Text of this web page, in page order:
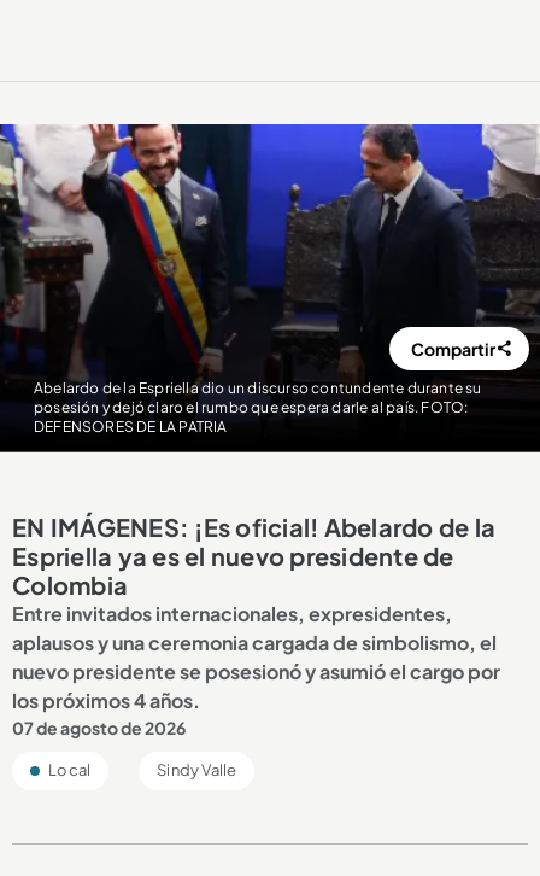
Abelardo de la Espriella dio un discurso contundente durante su
posesión y dejó claro el rumbo que espera darle al país. FOTO:
DEFENSORES DE LA PATRIA
Compartir
EN IMÁGENES: ¡Es oficial! Abelardo de la
Espriella ya es el nuevo presidente de
Colombia
Entre invitados internacionales, expresidentes,
aplausos y una ceremonia cargada de simbolismo, el
nuevo presidente se posesionó y asumió el cargo por
los próximos 4 años.
07 de agosto de 2026
Local Sindy Valle